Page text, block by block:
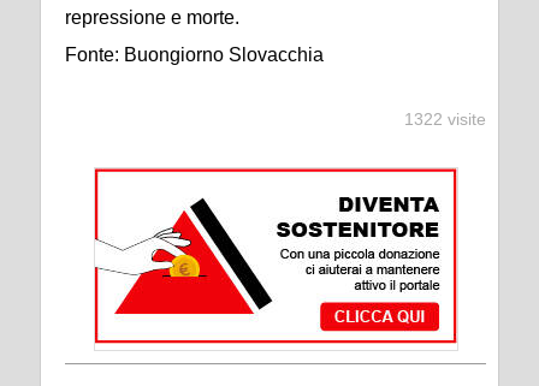
repressione e morte.
Fonte: Buongiorno Slovacchia
1322 visite